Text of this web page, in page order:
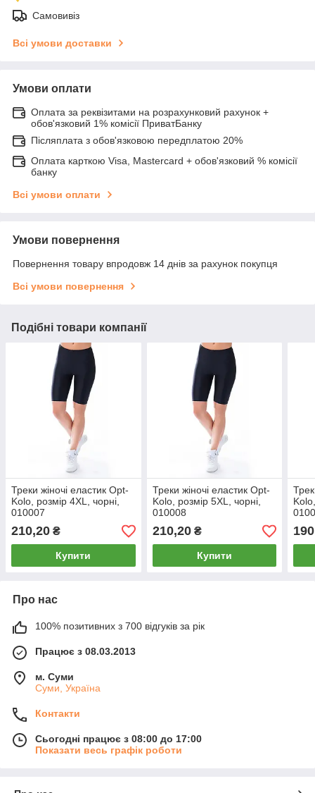
Самовивіз
Всі умови доставки
Умови оплати
Оплата за реквізитами на розрахунковий рахунок +
обов'язковий 1% комісії ПриватБанку
Післяплата з обов'язковою передплатою 20%
Оплата карткою Visa, Mastercard + обов'язковий % комісії
банку
Всі умови оплати
Умови повернення
Повернення товару впродовж 14 днів за рахунок покупця
Всі умови повернення
Подібні товари компанії
Треки жіночі еластик Opt-
Kolo, розмір 4XL, чорні,
010007
210,20 ₴
Купити
Треки жіночі еластик Opt-
Kolo, розмір 5XL, чорні,
010008
210,20₴
Купити
Про нас
100% позитивних з 700 відгуків за рік
Працює з 08.03.2013
м. Суми
Суми, Україна
Контакти
Сьогодні працює з 08:00 до 17:00
Показати весь графік роботи